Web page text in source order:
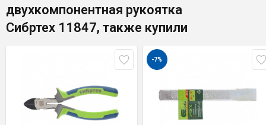
двухкомпонентная рукоятка
Сибртех 11847, также купили
-7%